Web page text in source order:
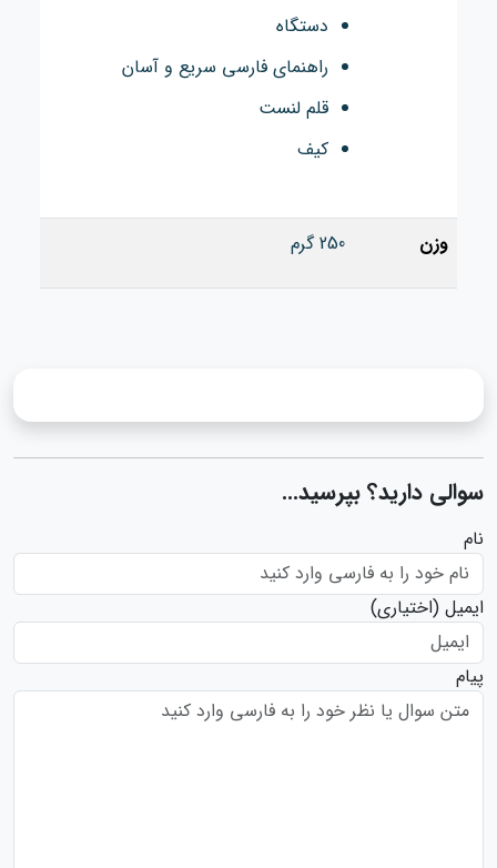
دستگاه
راهنمای فارسی سریع و آسان
قلم لنست
کیف
وزن 250 گرم
سوالی دارید؟ بپرسید...
نام
ایمیل (اختیاری)
پیام